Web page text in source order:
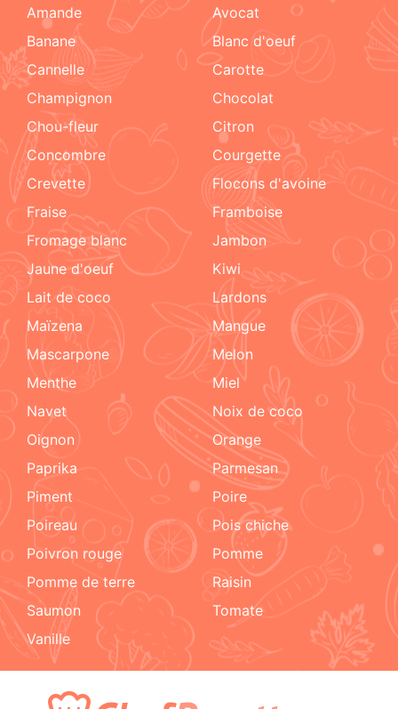
amande
Avocat
Banane
blanc d'oeuf
cannelle
carotte
champignon
chocolat
chou-fleur
citron
concombre
courgette
crevette
flocons d'avoine
fraise
framboise
fromage blanc
jambon
jaune d'oeuf
kiwi
lait de coco
lardons
maïzena
mangue
mascarpone
melon
menthe
miel
navet
noix de coco
oignon
orange
paprika
parmesan
piment
poire
poireau
pois chiche
poivron rouge
pomme
pomme de terre
raisin
Saumon
tomate
vanille